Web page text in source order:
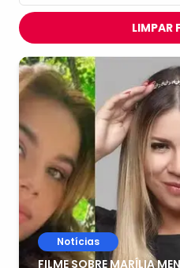
LIMPAR
Notícias
FILME SOBRE MARÍLIA